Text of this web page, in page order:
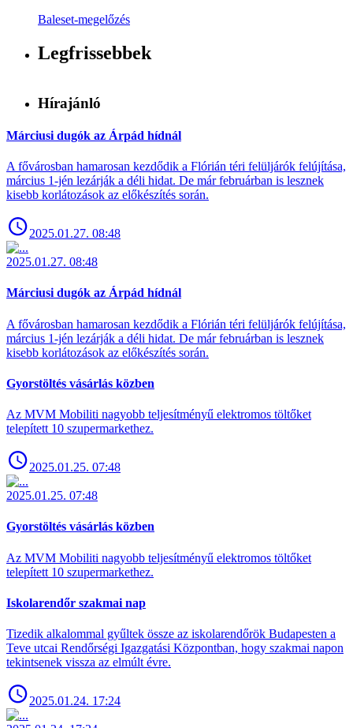
Baleset-megelőzés
Legfrissebbek
Hírajánló
Márciusi dugók az Árpád hídnál
A fővárosban hamarosan kezdődik a Flórián téri felüljárók felújítása,
március 1-jén lezárják a déli hidat. De már februárban is lesznek
kisebb korlátozások az előkészítés során.
2025.01.27. 08:48
2025.01.27. 08:48
Márciusi dugók az Árpád hídnál
A fővárosban hamarosan kezdődik a Flórián téri felüljárók felújítása,
március 1-jén lezárják a déli hidat. De már februárban is lesznek
kisebb korlátozások az előkészítés során.
Gyorstöltés vásárlás közben
Az MVM Mobiliti nagyobb teljesítményű elektromos töltőket
telepített 10 szupermarkethez.
2025.01.25. 07:48
2025.01.25. 07:48
Gyorstöltés vásárlás közben
Az MVM Mobiliti nagyobb teljesítményű elektromos töltőket
telepített 10 szupermarkethez.
Iskolarendőr szakmai nap
Tizedik alkalommal gyűltek össze az iskolarendőrök Budapesten a
Teve utcai Rendőrségi Igazgatási Központban, hogy szakmai napon
tekintsenek vissza az elmúlt évre.
2025.01.24. 17:24